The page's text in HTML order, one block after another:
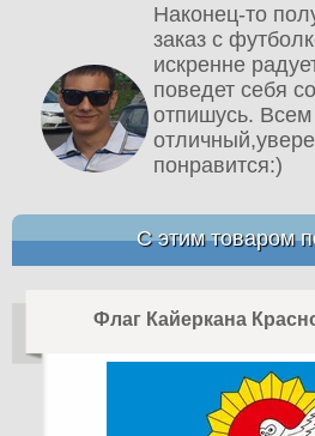
Наконец-то
заказ с
искренне
поведет себя
отпишусь.
понравится:)
С этим товаром
Флаг Кайеркана